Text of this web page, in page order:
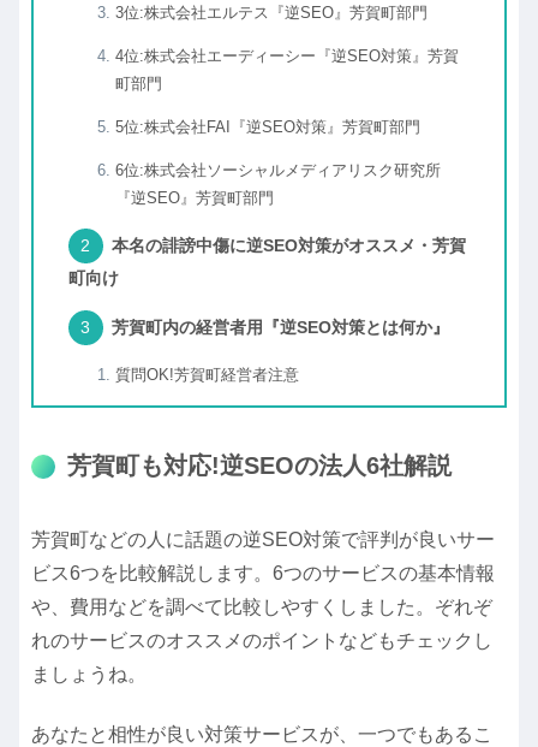
3位:株式会社エルテス『逆SEO』芳賀町部門
4位:株式会社エーディーシー『逆SEO対策』芳賀
町部門
5位:株式会社FAI『逆SEO対策』芳賀町部門
6位:株式会社ソーシャルメディアリスク研究所
『逆SEO』芳賀町部門
本名の誹謗中傷に逆SEO対策がオススメ・芳賀
町向け
芳賀町内の経営者用『逆SEO対策とは何か』
質問OK!芳賀町経営者注意
芳賀町も対応!逆SEOの法人6社解説
芳賀町などの人に話題の逆SEO対策で評判が良いサー
ビス6つを比較解説します。6つのサービスの基本情報
や、費用などを調べて比較しやすくしました。ぞれぞ
れのサービスのオススメのポイントなどもチェックし
ましょうね。
あなたと相性が良い対策サービスが、一つでもあるこ